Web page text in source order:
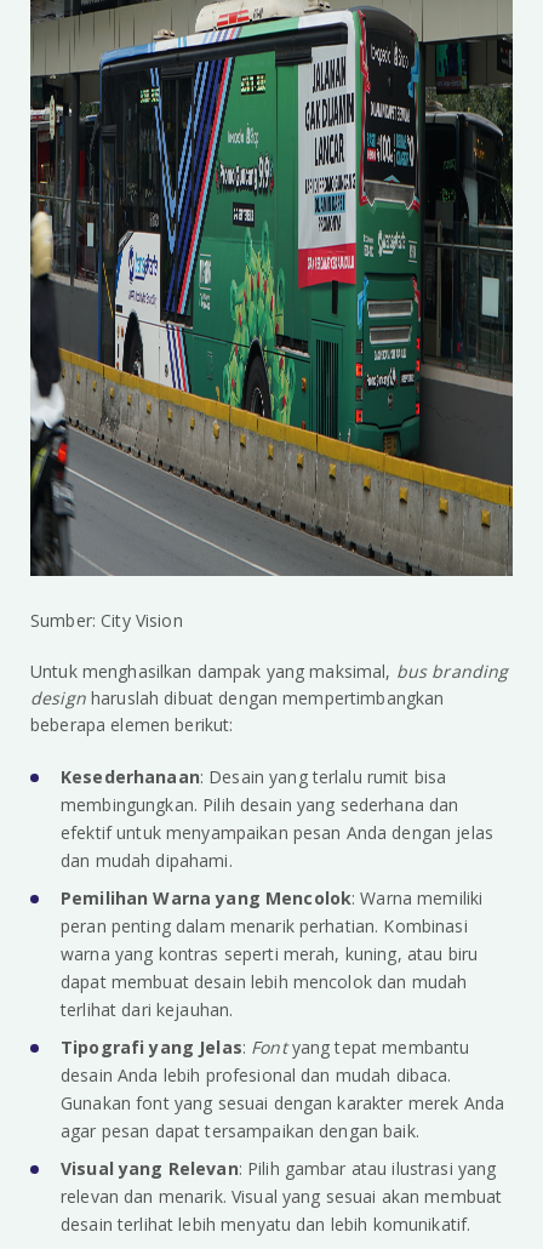
Sumber: City Vision
Untuk menghasilkan dampak yang maksimal, bus branding
designharuslah dibuat dengan mempertimbangkan
beberapa elemen berikut:
Kesederhanaan: Desain yang terlalu rumit bisa
membingungkan. Pilih desain yang sederhana dan
efektif untuk menyampaikan pesan Anda dengan jelas
dan mudah dipahami.
Pemilihan Warna yang Mencolok: Warna memiliki
peran penting dalam menarik perhatian. Kombinasi
warna yang kontras seperti merah, kuning, atau biru
dapat membuat desain lebih mencolok dan mudah
terlihat dari kejauhan.
Tipografi yang Jelas: Fontyang tepat membantu
desain Anda lebih profesional dan mudah dibaca.
Gunakan font yang sesuai dengan karakter merek Anda
agar pesan dapat tersampaikan dengan baik.
Visual yang Relevan: Pilih gambar atau ilustrasi yang
relevan dan menarik. Visual yang sesuai akan membuat
desain terlihat lebih menyatu dan lebih komunikatif.